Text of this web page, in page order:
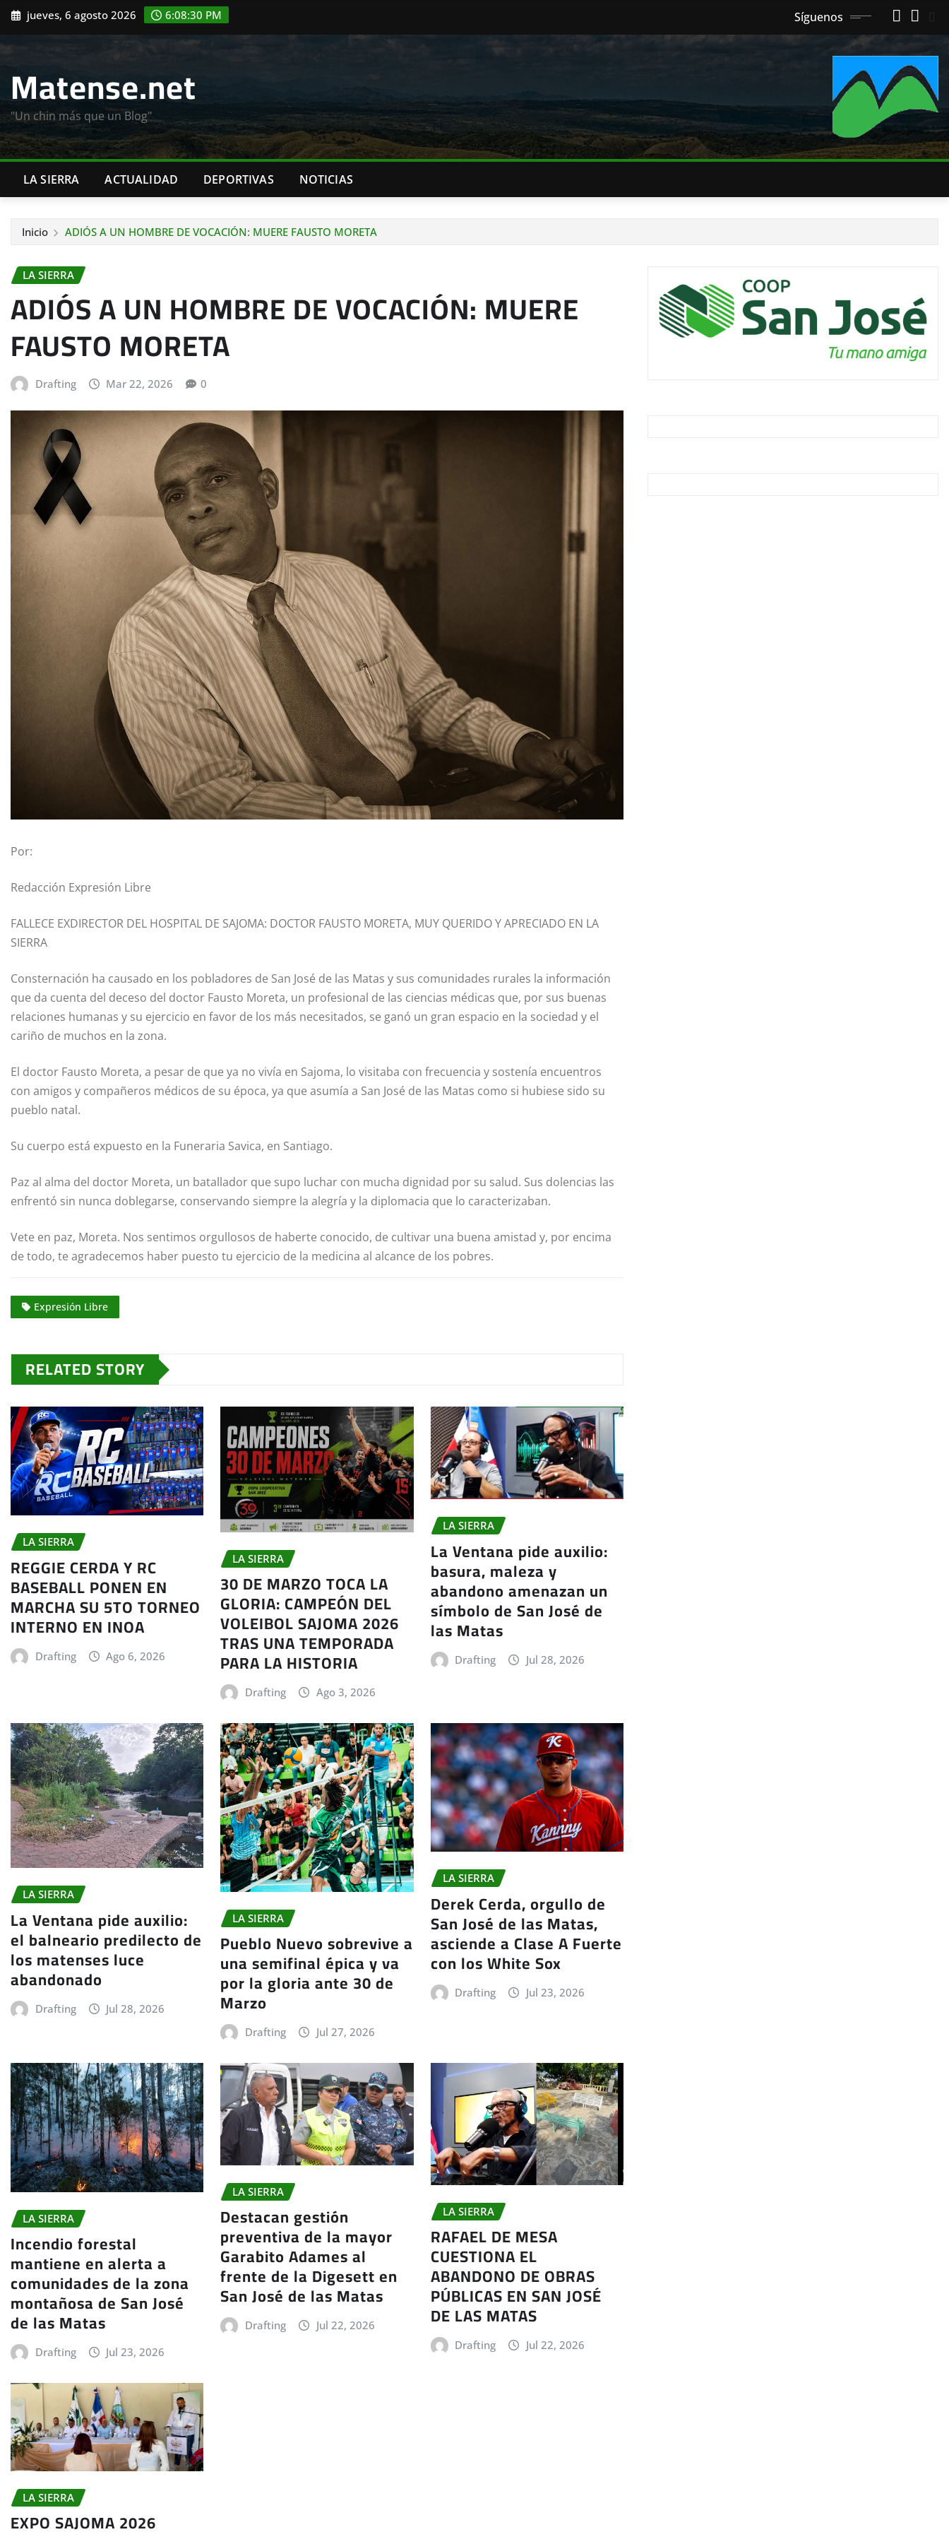
Saltar
contenido
jueves, 6 agosto 2026 6:08:31 PM Síguenos
Matense.net
"Un chin más que un Blog"
LA SIERRA ACTUALIDAD DEPORTIVAS NOTICIAS
Inicio ADIÓS A UN HOMBRE DE VOCACIÓN: MUERE FAUSTO MORETA
LA SIERRA
ADIÓS A UN HOMBRE DE VOCACIÓN: MUERE
FAUSTO MORETA
Drafting Mar 22, 2026 0
Por:
Redacción Expresión Libre
FALLECE EXDIRECTOR DEL HOSPITAL DE SAJOMA: DOCTOR FAUSTO MORETA, MUY QUERIDO Y APRECIADO EN LA
SIERRA
Consternación ha causado en los pobladores de San José de las Matas y sus comunidades rurales la información
que da cuenta del deceso del doctor Fausto Moreta, un profesional de las ciencias médicas que, por sus buenas
relaciones humanas y su ejercicio en favor de los más necesitados, se ganó un gran espacio en la sociedad y el
cariño de muchos en la zona.
El doctor Fausto Moreta, a pesar de que ya no vivía en Sajoma, lo visitaba con frecuencia y sostenía encuentros
con amigos y compañeros médicos de su época, ya que asumía a San José de las Matas como si hubiese sido su
pueblo natal.
Su cuerpo está expuesto en la Funeraria Savica, en Santiago.
Paz al alma del doctor Moreta, un batallador que supo luchar con mucha dignidad por su salud. Sus dolencias las
enfrentó sin nunca doblegarse, conservando siempre la alegría y la diplomacia que lo caracterizaban.
Vete en paz, Moreta. Nos sentimos orgullosos de haberte conocido, de cultivar una buena amistad y, por encima
de todo, te agradecemos haber puesto tu ejercicio de la medicina al alcance de los pobres.
Expresión Libre
RELATED STORY
LA SIERRA
REGGIE CERDA Y RC
BASEBALL PONEN EN
MARCHA SU 5TO TORNEO
INTERNO EN INOA
Drafting Ago 6, 2026
LA SIERRA
30 DE MARZO TOCA LA
GLORIA: CAMPEÓN DEL
VOLEIBOL SAJOMA 2026
TRAS UNA TEMPORADA
PARA LA HISTORIA
Drafting Ago 3, 2026
LA SIERRA
La Ventana pide auxilio:
basura, maleza y
abandono amenazan un
símbolo de San José de
las Matas
Drafting Jul 28, 2026
LA SIERRA
La Ventana pide auxilio:
el balneario predilecto de
los matenses luce
abandonado
Drafting Jul 28, 2026
LA SIERRA
Pueblo Nuevo sobrevive a
una semifinal épica y va
por la gloria ante 30 de
Marzo
Drafting Jul 27, 2026
LA SIERRA
Derek Cerda, orgullo de
San José de las Matas,
asciende a Clase A Fuerte
con los White Sox
Drafting Jul 23, 2026
LA SIERRA
Incendio forestal
mantiene en alerta a
comunidades de la zona
montañosa de San José
de las Matas
Drafting Jul 23, 2026
LA SIERRA
Destacan gestión
preventiva de la mayor
Garabito Adames al
frente de la Digesett en
San José de las Matas
Drafting Jul 22, 2026
LA SIERRA
RAFAEL DE MESA
CUESTIONA EL
ABANDONO DE OBRAS
PÚBLICAS EN SAN JOSÉ
DE LAS MATAS
Drafting Jul 22, 2026
LA SIERRA
EXPO SAJOMA 2026